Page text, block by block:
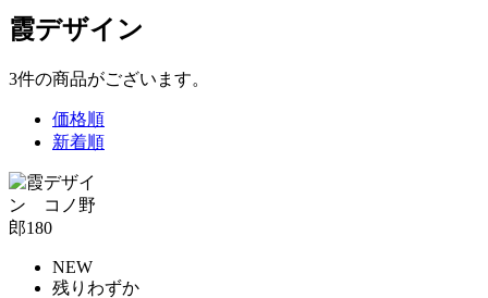
霞デザイン
3件の商品がございます。
価格順
新着順
NEW
残りわずか